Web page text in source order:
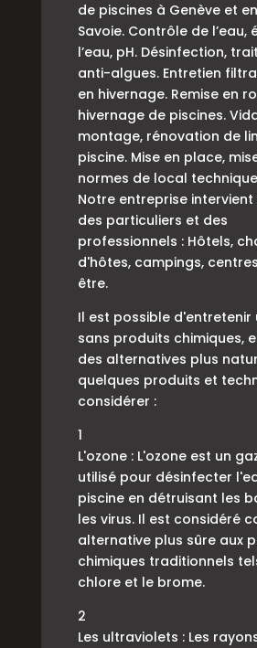
de piscines à Genève et
Savoie. Contrôle de l’eau,
l’eau, pH. Désinfection,
anti-algues. Entretien
en hivernage. Remise en
hivernage de piscines.
montage, rénovation de
piscine. Mise en place,
normes de local
Notre entreprise
des particuliers et des
professionnels : Hôtels,
d'hôtes, campings,
être.
Il est possible d'entretenir
sans produits chimiques,
des alternatives plus
quelques produits et
considérer :
1
L'ozone : L'ozone est un
utilisé pour désinfecter
piscine en détruisant les
les virus. Il est considéré
alternative plus sûre aux
chimiques traditionnels
chlore et le brome.
2
Les ultraviolets : Les